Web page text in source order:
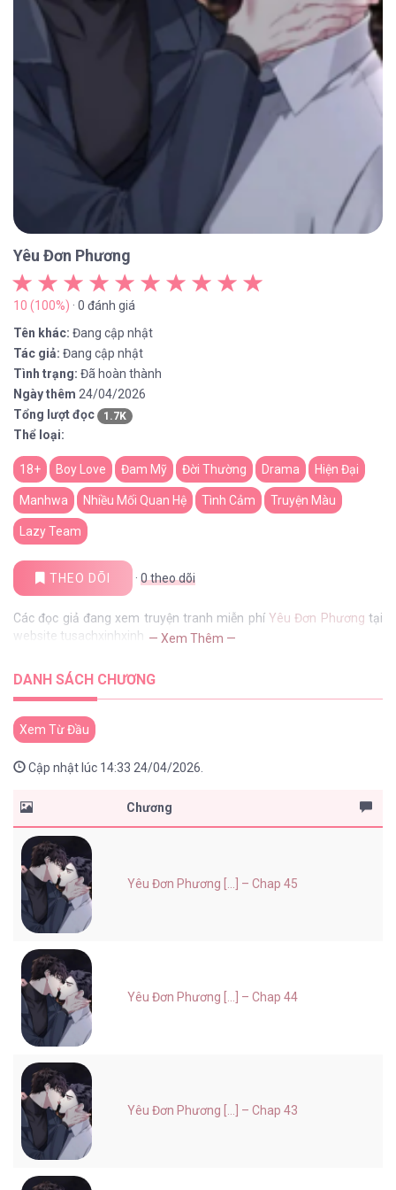
Yêu Đơn Phương
10 (100%) · 0 đánh giá
Tên khác: Đang cập nhật
Tác giả: Đang cập nhật
Tình trạng: Đã hoàn thành
Ngày thêm 24/04/2026
Tổng lượt đọc
1.7K
Thể loại:
18+ Boy Love Đam Mỹ Đời Thường Drama Hiện Đại
Manhwa Nhiều Mối Quan Hệ Tình Cảm Truyện Màu
Lazy Team
THEO DÕI · 0theo dõi
Các đọc giả đang xem truyện tranh miễn phí Yêu Đơn Phương tại
website tusachxinhxinh — Xem Thêm —
DANH SÁCH CHƯƠNG
Xem Từ Đầu
Cập nhật lúc 14:33 24/04/2026.
Chương
Yêu Đơn Phương [...] – Chap 45
Yêu Đơn Phương [...] – Chap 44
Yêu Đơn Phương [...] – Chap 43